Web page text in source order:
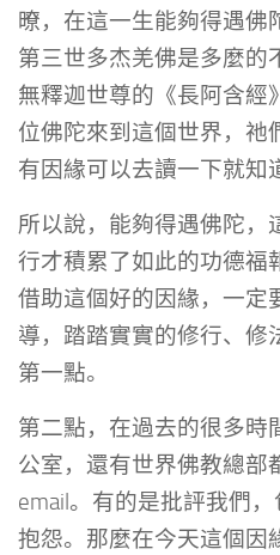
暸，在這一生能夠得遇佛
第三世多杰羌佛是多麼的
無釋迦世尊的《長阿含經
位佛陀來到這個世界，祂
有因緣可以去讀一下就知
所以說，能夠得遇佛陀，
行才積累了如此的功德福
借助這個好的因緣，一定
導，踏踏實實的修行、修
第一點。
第二點，在過去的很多時
公室，還有世界佛教總部
email。有的是批評我們
抱怨。那麼在今天這個因